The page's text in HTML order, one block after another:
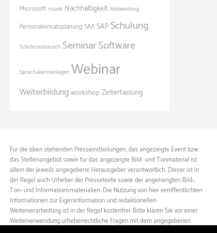
Microsoft musik Nachhaltigkeit Networking
Personaleinsatzplanung SAASAP Schulung
Schüleraustausch SeminarSoftware
Sprachalarmanlagen Webinar
Weiterbildung workshop Zeiterfassung
Für die oben stehenden Pressemitteilungen, das angezeigte Event bzw.
das Stellenangebot sowie für das angezeigte Bild- und Tonmaterial ist
allein der jeweils angegebene Herausgeber verantwortlich. Dieser ist in
der Regel auch Urheber der Pressetexte sowie der angehängten Bild-,
Ton- und Informationsmaterialien. Die Nutzung von hier veröffentlichten
Informationen zur Eigeninformation und redaktionellen
Weiterverarbeitung ist in der Regel kostenfrei. Bitte klären Sie vor einer
Weiterverwendung urheberrechtliche Fragen mit dem angegebenen